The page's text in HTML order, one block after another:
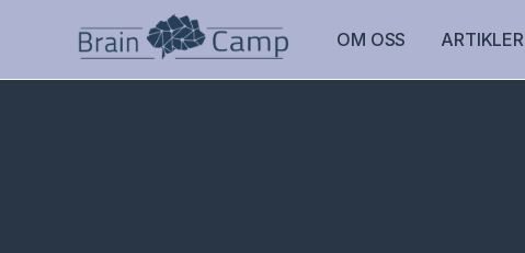
OM OSS ARTIKLER